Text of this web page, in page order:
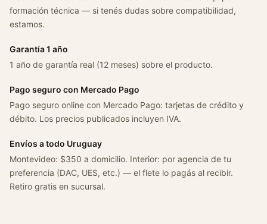
formación técnica — si tenés dudas sobre compatibilidad,
estamos.
Garantía 1 año
1 año de garantía real (12 meses) sobre el producto.
Pago seguro con Mercado Pago
Pago seguro online con Mercado Pago: tarjetas de crédito y
débito. Los precios publicados incluyen IVA.
Envíos a todo Uruguay
Montevideo: $350 a domicilio. Interior: por agencia de tu
preferencia (DAC, UES, etc.) — el flete lo pagás al recibir.
Retiro gratis en sucursal.